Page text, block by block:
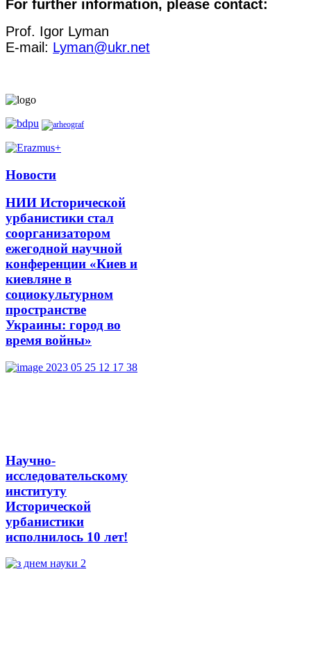
For further information, please contact:
Prof. Igor Lyman
E-mail: Lyman@ukr.net
Новости
НИИ Исторической
урбанистики стал
соорганизатором
ежегодной научной
конференции «Киев и
киевляне в
социокультурном
пространстве
Украины: город во
время войны»
Научно-
исследовательскому
институту
Исторической
урбанистики
исполнилось 10 лет!